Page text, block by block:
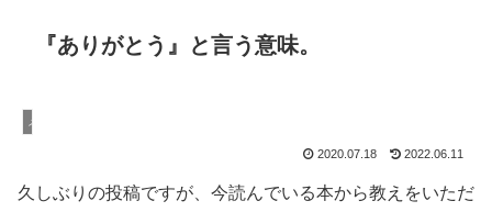
『ありがとう』と言う意味。
メンタル/パートナーシップ
2020.07.18 2022.06.11
久しぶりの投稿ですが、今読んでいる本から教えをいただ